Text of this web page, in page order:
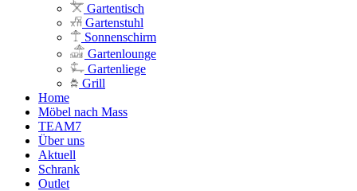
Gartentisch
Gartenstuhl
Sonnenschirm
Gartenlounge
Gartenliege
Grill
Home
Möbel nach Mass
TEAM7
Über uns
Aktuell
Schrank
Outlet